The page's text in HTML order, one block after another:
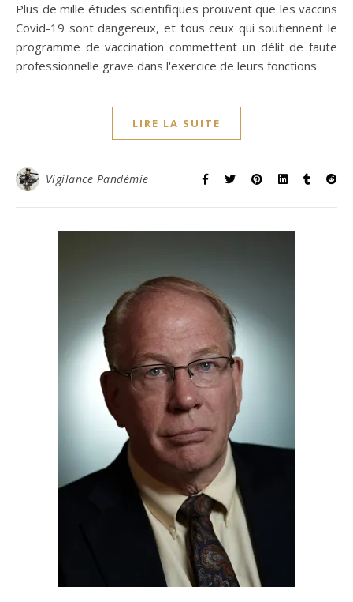
Plus de mille études scientifiques prouvent que les vaccins
Covid-19 sont dangereux, et tous ceux qui soutiennent le
programme de vaccination commettent un délit de faute
professionnelle grave dans l'exercice de leurs fonctions
LIRE LA SUITE
Vigilance Pandémie